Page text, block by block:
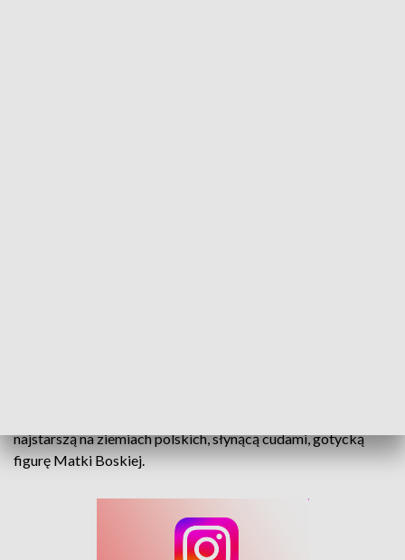
najstarszą na ziemiach polskich, słynącą cudami, gotycką
figurę Matki Boskiej.